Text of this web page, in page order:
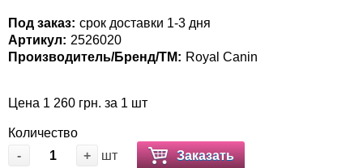
Под заказ: срок доставки 1-3 дня
Артикул: 2526020
Производитель/Бренд/ТМ: Royal Canin
Цена 1 260 грн. за 1 шт
Количество
-
+ шт Заказать
Одяг та взуття
Переноски, сумки, клітки
Післяопераційні засоби та витратні
Подарункові сертифікати